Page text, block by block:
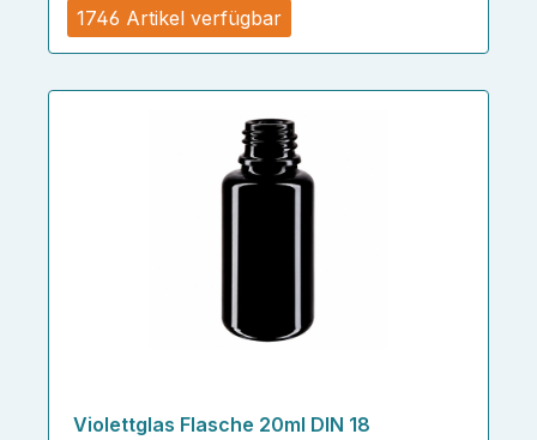
1746 Artikel verfügbar
Violettglas Flasche 20ml DIN 18